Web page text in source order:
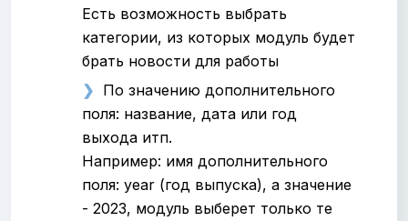
Есть возможность выбрать
категории, из которых модуль будет
брать новости для работы
По значению дополнительного
поля: название, дата или год
выхода итп.
Например: имя дополнительного
поля: year (год выпуска), а значение
- 2023, модуль выберет только те